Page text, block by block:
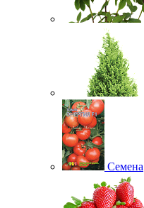
Семена